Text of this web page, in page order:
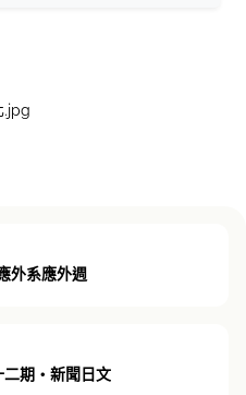
.jpg
外系應外週
二期・新聞日文